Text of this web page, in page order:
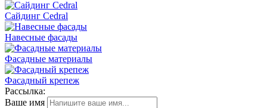
Сайдинг Cedral
Навесные фасады
Фасадные материалы
Фасадный крепеж
Рассылка:
Ваше имя